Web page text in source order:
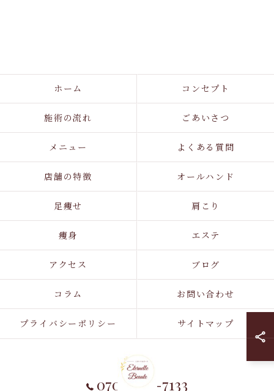
070-1733-7133
ホーム コンセプト
施術の流れ ごあいさつ
メニュー よくある質問
店舗の特徴 オールハンド
足痩せ 肩こり
痩身 エステ
アクセス ブログ
コラム お問い合わせ
プライバシーポリシー サイトマップ